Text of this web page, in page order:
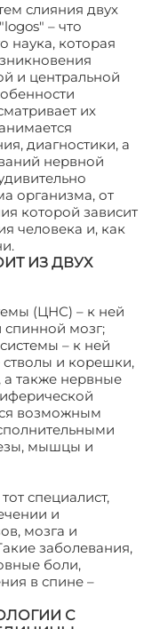
слияния двух
– что
наука, которая
и центральной
их
диагностики, а
нервной
организма, от
которой зависит
человека и, как
ИЗ ДВУХ
(ЦНС) – к ней
спинной мозг;
– к ней
стволы и корешки,
а также нервные
возможным
мышцы и
специалист,
и
мозга и
заболевания,
боли,
в спине –
С